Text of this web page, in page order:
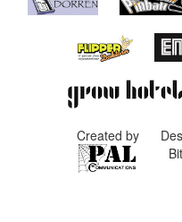
Created by